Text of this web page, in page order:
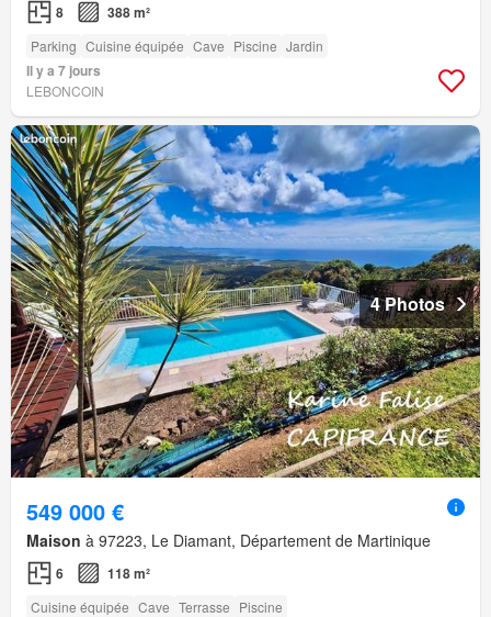
8 388 m²
Parking Cuisine équipée Cave Piscine Jardin
Il y a 7 jours
LEBONCOIN
4 Photos
549 000 €
Maison à 97223, Le Diamant, Département de Martinique
6 118 m²
Cuisine équipée Cave Terrasse Piscine